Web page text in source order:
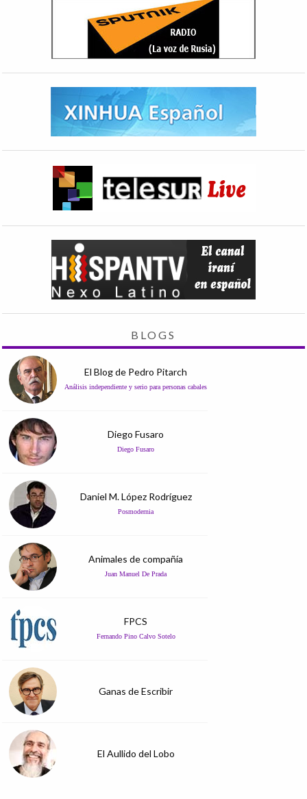
BLOGS
El Blog de Pedro Pitarch
Análisis independiente y serio para personas cabales
Diego Fusaro
Diego Fusaro
Daniel M. López Rodríguez
Posmodernia
Animales de compañía
Juan Manuel De Prada
FPCS
Fernando Pino Calvo Sotelo
Ganas de Escribir
El Aullido del Lobo